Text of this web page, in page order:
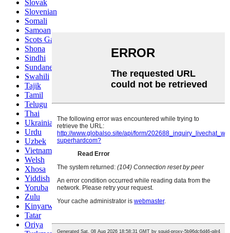
Slovak
Slovenian
Somali
Samoan
Scots Gaelic
Shona
Sindhi
Sundanese
Swahili
Tajik
Tamil
Telugu
Thai
Ukrainian
Urdu
Uzbek
Vietnamese
Welsh
Xhosa
Yiddish
Yoruba
Zulu
Kinyarwanda
Tatar
Oriya